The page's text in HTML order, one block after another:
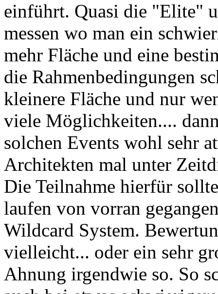
einführt. Quasi die "Elite"
messen wo man ein
mehr Fläche und eine
die Rahmenbedingungen
kleinere Fläche und nur
viele Möglichkeiten....
solchen Events wohl sehr
Architekten mal unter
Die Teilnahme hierfür
laufen von vorran
Wildcard System.
vielleicht... oder ein sehr
Ahnung irgendwie so. So